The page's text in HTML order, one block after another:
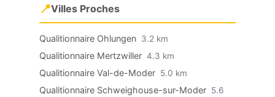
📍Villes Proches
Qualitionnaire Ohlungen 3.2 km
Qualitionnaire Mertzwiller 4.3 km
Qualitionnaire Val-de-Moder 5.0 km
Qualitionnaire Schweighouse-sur-Moder 5.6